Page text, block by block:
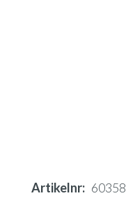
Artikelnr
60358